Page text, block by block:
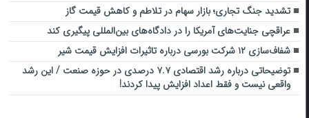
تشدید جنگ تجاری؛ بازار سهام در تلاطم و کاهش قیمت گاز
عراقچی جنایت‌های آمریکا را در دادگاه‌های بین‌المللی پیگیری کند
شفاف‌سازی ۱۲ شرکت بورسی درباره تاثیرات افزایش قیمت شیر
توضیحاتی درباره رشد اقتصادی ۷.۷ درصدی در حوزه صنعت / این رشد
واقعی نیست و فقط اعداد افزایش پیدا کردند!